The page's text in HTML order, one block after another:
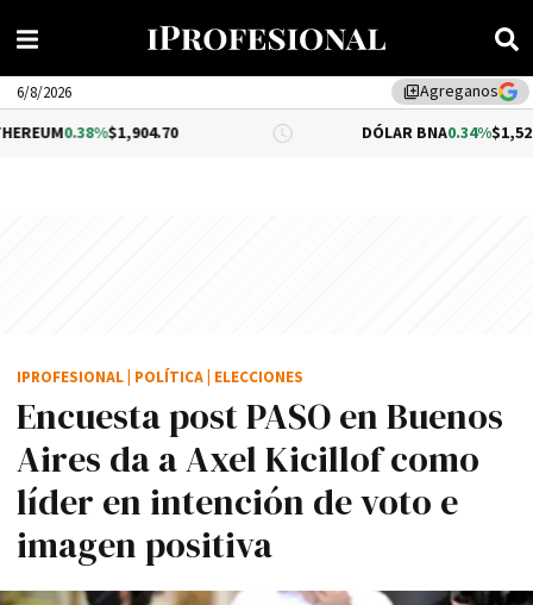
library_addAgreganos
6/8/2026
$1,904.70 DÓLAR BNA 0.34%$1,520.00
Encuesta post PASO en Buenos
Aires da a Axel Kicillof como
líder en intención de voto e
imagen positiva
IPROFESIONAL POLÍTICA ELECCIONES